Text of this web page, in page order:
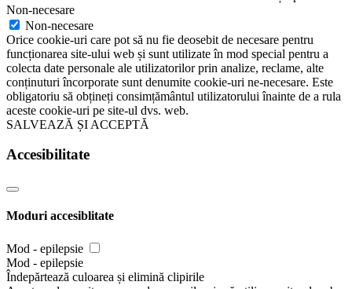
Non-necesare
Non-necesare
Orice cookie-uri care pot să nu fie deosebit de necesare pentru
funcționarea site-ului web și sunt utilizate în mod special pentru a
colecta date personale ale utilizatorilor prin analize, reclame, alte
conținuturi încorporate sunt denumite cookie-uri ne-necesare. Este
obligatoriu să obțineți consimțământul utilizatorului înainte de a rula
aceste cookie-uri pe site-ul dvs. web.
SALVEAZĂ ȘI ACCEPTĂ
Accesibilitate
Moduri accesiblitate
Mod - epilepsie
Mod - epilepsie
Îndepărtează culoarea și elimină clipirile